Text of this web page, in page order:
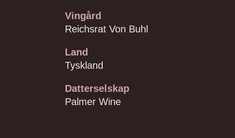
Vingård
Reichsrat Von Buhl
Land
Tyskland
Datterselskap
Palmer Wine